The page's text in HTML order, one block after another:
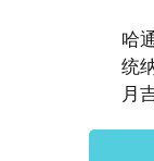
哈
统
月